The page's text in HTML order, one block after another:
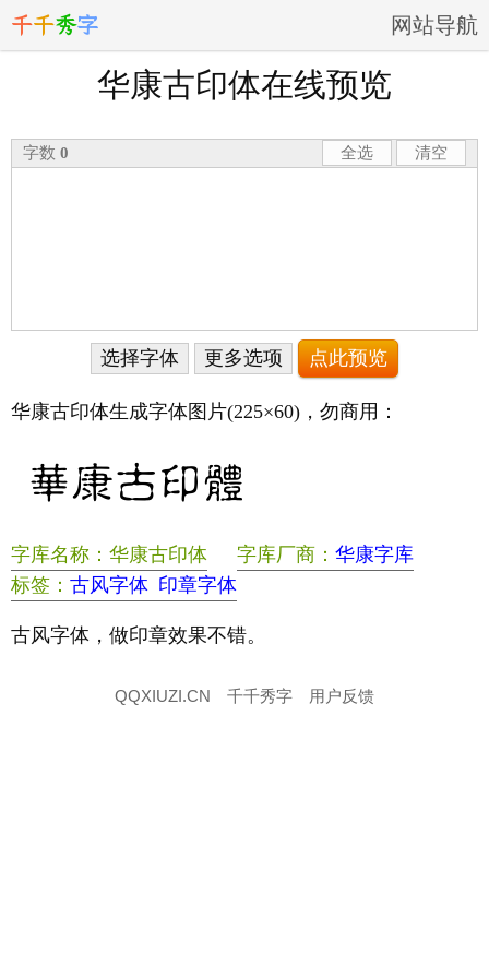
千千秀字 网站导航
华康古印体在线预览
字数 0 全选 清空
选择字体 更多选项
华康古印体生成字体图片(225×60) ，勿商用：
字库名称：华康古印体 字库厂商： 华康字库
标签： 古风字体 印章字体
古风字体，做印章效果不错。
QQXIUZI.CN 千千秀字 用户反馈